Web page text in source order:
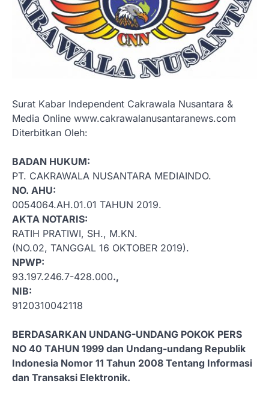
Surat Kabar Independent Cakrawala Nusantara &
Media Online www.cakrawalanusantaranews.com
Diterbitkan Oleh:
BADAN HUKUM:
PT. CAKRAWALA NUSANTARA MEDIAINDO.
NO. AHU:
0054064.AH.01.01 TAHUN 2019.
AKTA NOTARIS:
RATIH PRATIWI, SH., M.KN.
(NO.02, TANGGAL 16 OKTOBER 2019).
NPWP:
93.197.246.7-428.000.,
NIB:
9120310042118
BERDASARKAN UNDANG-UNDANG POKOK PERS
NO 40 TAHUN 1999 dan Undang-undang Republik
Indonesia Nomor 11 Tahun 2008 Tentang Informasi
dan Transaksi Elektronik.